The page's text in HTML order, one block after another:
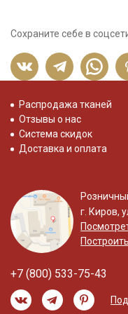
Сохраните себе в
Распродажа тканей
Отзывы о нас
Система скидок
Доставка и оплата
г. Киров,
+7 (800) 533-75-43